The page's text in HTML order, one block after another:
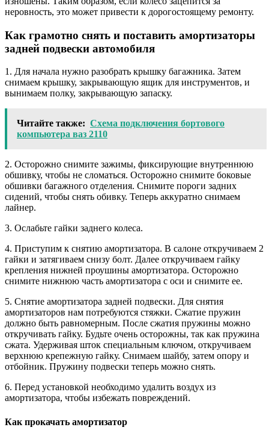
неровность, это может привести к дорогостоящему ремонту.
Как грамотно снять и поставить амортизаторы
задней подвески автомобиля
1. Для начала нужно разобрать крышку багажника. Затем
снимаем крышку, закрывающую ящик для инструментов, и
вынимаем полку, закрывающую запаску.
Читайте также: Схема подключения бортового
компьютера ваз 2110
2. Осторожно снимите зажимы, фиксирующие внутреннюю
обшивку, чтобы не сломаться. Осторожно снимите боковые
обшивки багажного отделения. Снимите пороги задних
сидений, чтобы снять обивку. Теперь аккуратно снимаем
лайнер.
3. Ослабьте гайки заднего колеса.
4. Приступим к снятию амортизатора. В салоне откручиваем 2
гайки и затягиваем снизу болт. Далее откручиваем гайку
крепления нижней проушины амортизатора. Осторожно
снимите нижнюю часть амортизатора с оси и снимите ее.
5. Снятие амортизатора задней подвески. Для снятия
амортизаторов нам потребуются стяжки. Сжатие пружин
должно быть равномерным. После сжатия пружины можно
откручивать гайку. Будьте очень осторожны, так как пружина
сжата. Удерживая шток специальным ключом, откручиваем
верхнюю крепежную гайку. Снимаем шайбу, затем опору и
отбойник. Пружину подвески теперь можно снять.
6. Перед установкой необходимо удалить воздух из
амортизатора, чтобы избежать повреждений.
Как прокачать амортизатор